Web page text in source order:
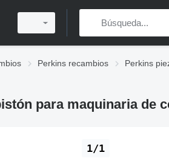
Perkins recambios Perkins
para maquinaria de
1/1